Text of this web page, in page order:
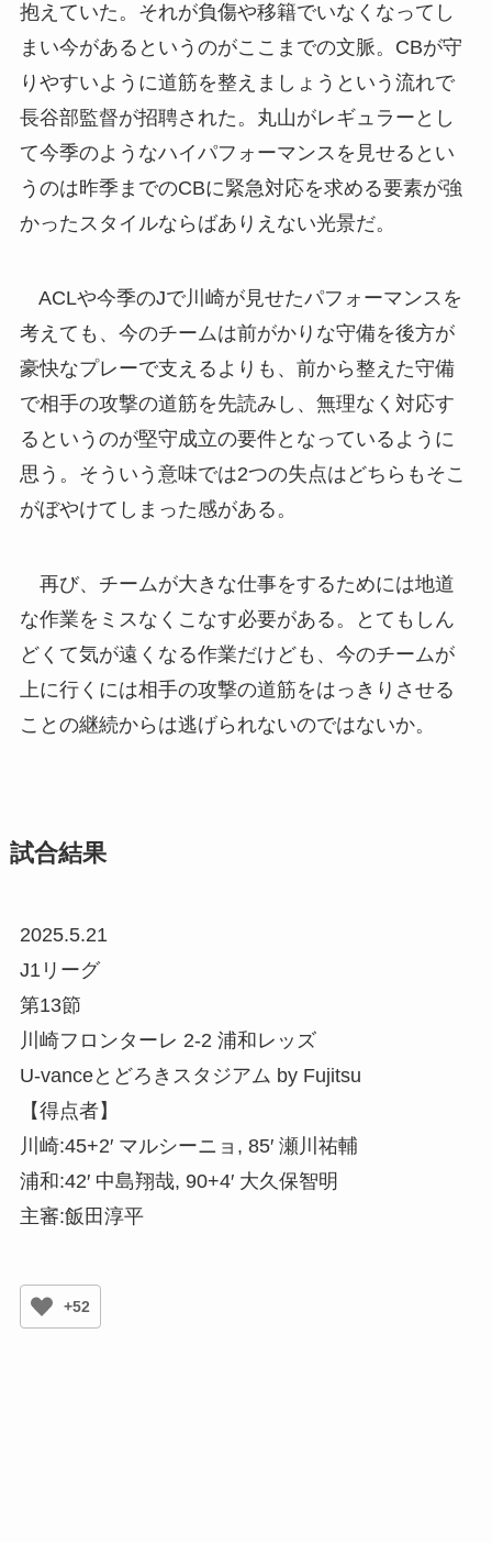
抱えていた。それが負傷や移籍でいなくなってし
まい今があるというのがここまでの文脈。CBが守
りやすいように道筋を整えましょうという流れで
長谷部監督が招聘された。丸山がレギュラーとし
て今季のようなハイパフォーマンスを見せるとい
うのは昨季までのCBに緊急対応を求める要素が強
かったスタイルならばありえない光景だ。
ACLや今季のJで川崎が見せたパフォーマンスを
考えても、今のチームは前がかりな守備を後方が
豪快なプレーで支えるよりも、前から整えた守備
で相手の攻撃の道筋を先読みし、無理なく対応す
るというのが堅守成立の要件となっているように
思う。そういう意味では2つの失点はどちらもそこ
がぼやけてしまった感がある。
再び、チームが大きな仕事をするためには地道
な作業をミスなくこなす必要がある。とてもしん
どくて気が遠くなる作業だけども、今のチームが
上に行くには相手の攻撃の道筋をはっきりさせる
ことの継続からは逃げられないのではないか。
試合結果
2025.5.21
J1リーグ
第13節
川崎フロンターレ 2-2 浦和レッズ
U-vanceとどろきスタジアム by Fujitsu
【得点者】
川崎:45+2′ マルシーニョ, 85′ 瀬川祐輔
浦和:42′ 中島翔哉, 90+4′ 大久保智明
主審:飯田淳平
+52